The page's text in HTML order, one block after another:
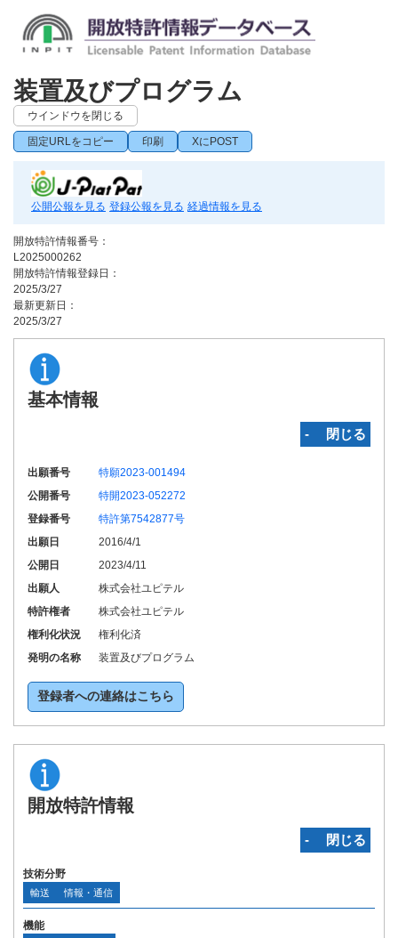
装置及びプログラム
ウインドウを閉じる
固定URLをコピー 印刷 XにPOST
公開公報を見る 登録公報を見る 経過情報を見る
開放特許情報番号：
L2025000262
開放特許情報登録日：
2025/3/27
最新更新日：
2025/3/27
基本情報
‐ 閉じる
出願番号
特願2023-001494
公開番号
特開2023-052272
登録番号
特許第7542877号
出願日
2016/4/1
公開日
2023/4/11
出願人
株式会社ユピテル
特許権者
株式会社ユピテル
権利化状況
権利化済
発明の名称
装置及びプログラム
登録者への連絡はこちら
開放特許情報
‐ 閉じる
技術分野
輸送 情報・通信
機能